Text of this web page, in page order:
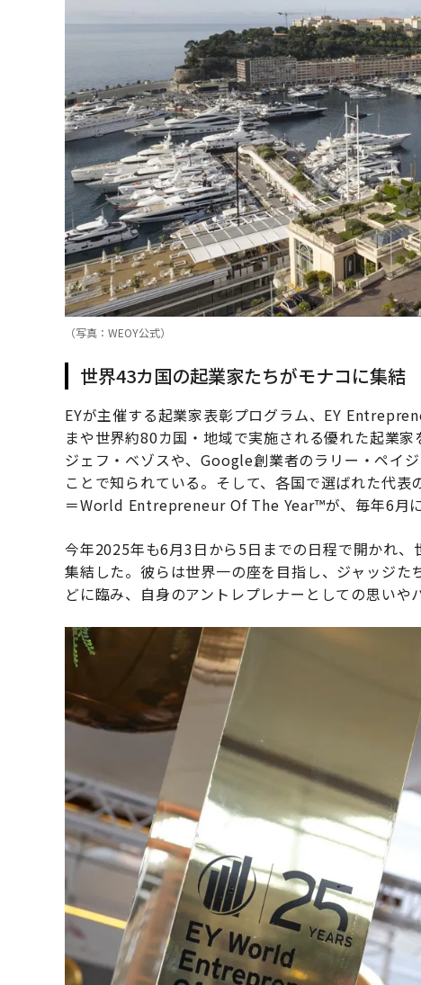
（写真：WEOY公式）
世界43カ国の起業家たちがモナコに集結
EYが主催する起業家表彰プログラム、EY
まや世界約80カ国・地域で実施される優れた起業
ジェフ・ベゾスや、Google創業者のラリー・ペイ
ことで知られている。そして、各国で選ばれた代
＝World Entrepreneur Of The Year™️が、毎年6月に
今年2025年も6月3日から5日までの日程で開かれ
集結した。彼らは世界一の座を目指し、ジャッジ
どに臨み、自身のアントレプレナーとしての思いや